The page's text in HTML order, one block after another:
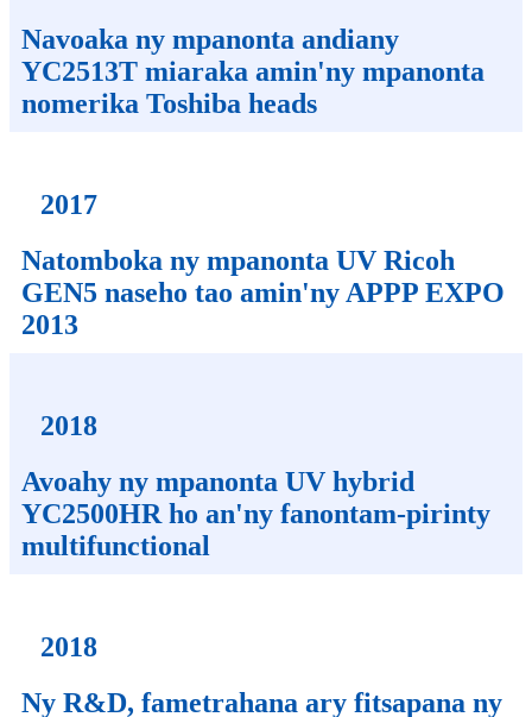
Navoaka ny mpanonta andiany
YC2513T miaraka amin'ny mpanonta
nomerika Toshiba heads
2017
Natomboka ny mpanonta UV Ricoh
GEN5 naseho tao amin'ny APPP EXPO
2013
2018
Avoahy ny mpanonta UV hybrid
YC2500HR ho an'ny fanontam-pirinty
multifunctional
2018
Ny R&D, fametrahana ary fitsapana ny